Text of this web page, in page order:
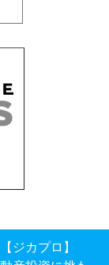
ジカプロ】